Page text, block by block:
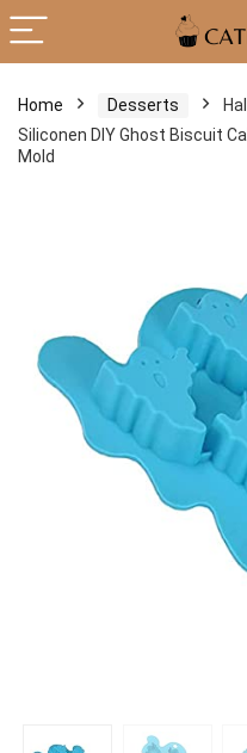
Home Desserts
Siliconen DIY Ghost Biscuit
Mold